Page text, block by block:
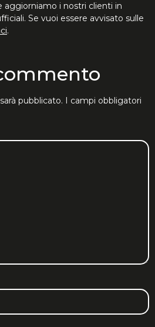
aggiorniamo i nostri clienti in
Se vuoi essere avvisato sulle
.
pubblicato. I campi obbligatori